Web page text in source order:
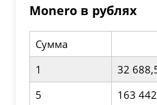
Monero в рублях
Сумма
1
32
5
163